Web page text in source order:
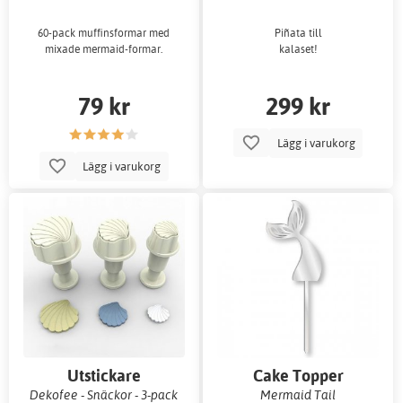
60-pack muffinsformar med
mixade mermaid-formar.
79 kr
Lägg i varukorg
Piñata till
kalaset!
299 kr
Lägg i varukorg
Utstickare
Dekofee - Snäckor - 3-pack
Cake Topper
Mermaid Tail